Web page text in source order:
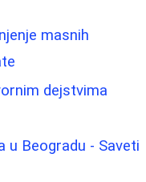
masnih
dejstvima
u Beogradu - Saveti